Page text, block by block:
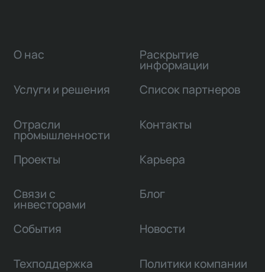
О нас
Услуги и решения
Отрасли
промышленности
Проекты
Связи с
инвесторами
Раскрытие
информации
Список партнеров
Контакты
Карьера
Блог
События Новости
Техподдержка Политики компании